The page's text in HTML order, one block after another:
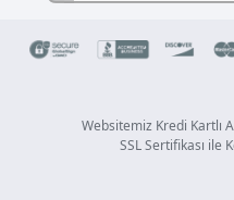
Websitemiz Kredi Kartlı
SSL Sertifikası ile